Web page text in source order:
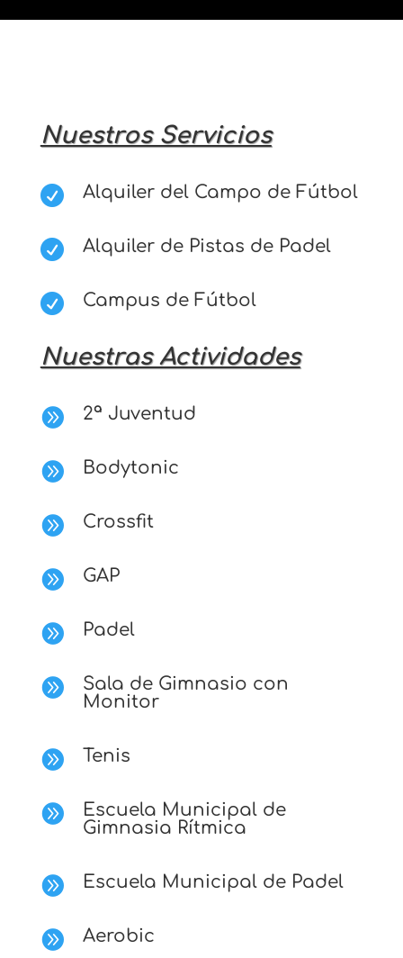
Nuestros Servicios
 Alquiler del Campo de Fútbol
 Alquiler de Pistas de Padel
 Campus de Fútbol
Nuestras Actividades
 2ª Juventud
 Bodytonic
 Crossfit
 GAP
 Padel

Sala de Gimnasio con
Monitor
 Tenis

Escuela Municipal de
Gimnasia Rítmica
 Escuela Municipal de Padel
 Aerobic